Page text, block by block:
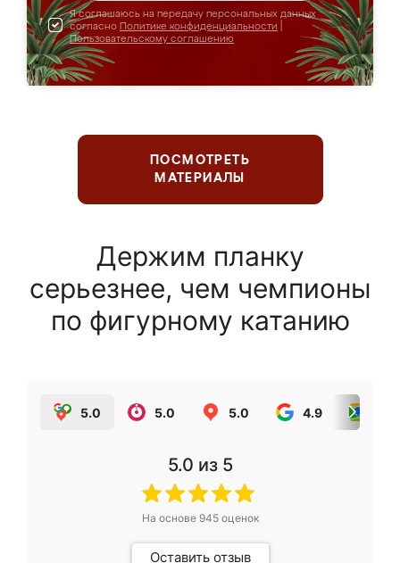
Я соглашаюсь на передачу персональных данных
согласно Политике конфиденциальности
Пользовательскому соглашению
ПОСМОТРЕТЬ
МАТЕРИАЛЫ
Держим планку
серьезнее, чем чемпионы
по фигурному катанию
5.0 5.0 5.0 4.9
5.0 из 5
На основе 945оценок
Оставить отзыв